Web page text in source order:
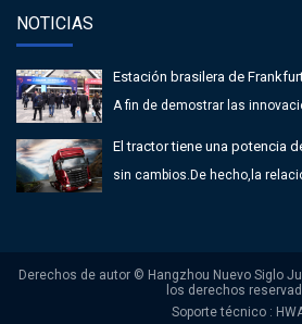
NOTICIAS
Estación brasilera de
A fin de demostrar las
El tractor tiene una potencia
sin cambios.De hecho,la
Derechos de autor © Hangzhou Nuevo Siglo
los derechos
Soporte técnico :